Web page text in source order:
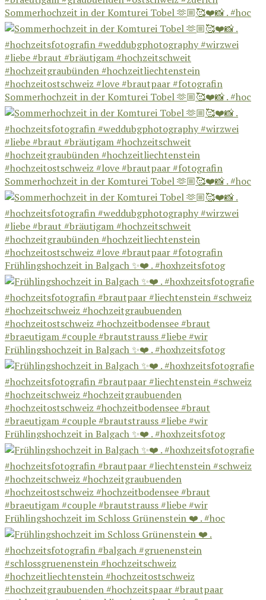
Sommerhochzeit in der Komturei Tobel 🫶🏼🥰❤️📸 . #hoc
Sommerhochzeit in der Komturei Tobel 🫶🏼🥰❤️📸 . #hoc
Sommerhochzeit in der Komturei Tobel 🫶🏼🥰❤️📸 . #hoc
Frühlingshochzeit in Balgach ✨❤️ . #hoxhzeitsfotog
Frühlingshochzeit in Balgach ✨❤️ . #hoxhzeitsfotog
Frühlingshochzeit in Balgach ✨❤️ . #hoxhzeitsfotog
Frühlingshochzeit im Schloss Grünenstein ❤️ . #hoc